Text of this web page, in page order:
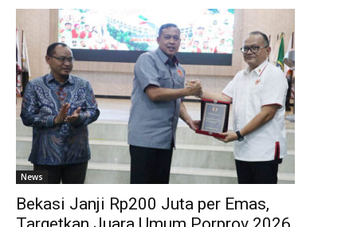
News
Bekasi Janji Rp200 Juta per Emas,